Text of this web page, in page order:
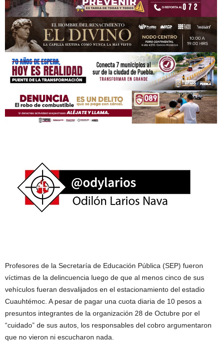
Profesores de la Secretaría de Educación Pública (SEP) fueron
víctimas de la delincuencia luego de que al menos cinco de sus
vehículos fueran desvalijados en el estacionamiento del estadio
Cuauhtémoc. A pesar de pagar una cuota diaria de 10 pesos a
presuntos integrantes de la organización 28 de Octubre por el
“cuidado” de sus autos, los responsables del cobro argumentaron
que no vieron ni escucharon nada.